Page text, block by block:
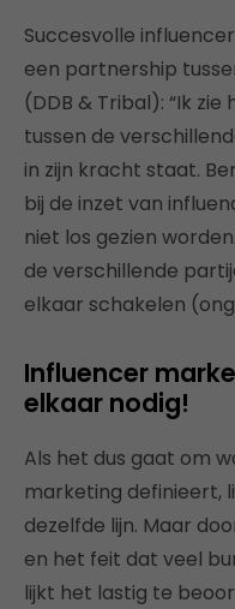
Succesvolle
een partnership
(DDB & Tribal): “Ik
tussen de
in zijn kracht staat.
bij de inzet van
niet los gezien
de verschillende
elkaar schakelen
Influencer
elkaar nodig!
Als het dus gaat om
marketing definieert,
dezelfde lijn. Maar
en het feit dat veel
lijkt het lastig te